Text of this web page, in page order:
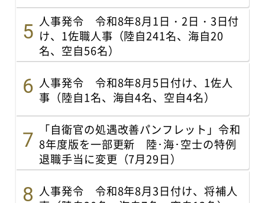
人事発令 令和8年8月1日・2日・3日付
け、1佐職人事（陸自241名、海自20
名、空自56名）
人事発令 令和8年8月5日付け、1佐人
事（陸自1名、海自4名、空自4名）
「自衛官の処遇改善パンフレット」令和
8年度版を一部更新 陸･海･空士の特例
退職手当に変更（7月29日）
人事発令 令和8年8月3日付け、将補人